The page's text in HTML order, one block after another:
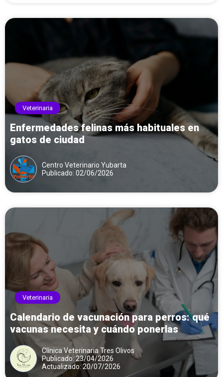
Veterinaria
Enfermedades felinas más habituales en
gatos de ciudad
Centro Veterinario Yubarta
Publicado: 02/06/2026
Veterinaria
Calendario de vacunación para perros: qué
vacunas necesita y cuándo ponerlas
Clínica Veterinaria Tres Olivos
Publicado: 23/04/2026
Actualizado: 20/07/2026